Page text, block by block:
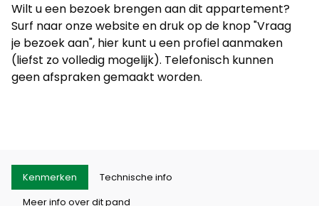
Wilt u een bezoek brengen aan dit appartement?
Surf naar onze website en druk op de knop "Vraag
je bezoek aan", hier kunt u een profiel aanmaken
(liefst zo volledig mogelijk). Telefonisch kunnen
geen afspraken gemaakt worden.
Kenmerken
Technische info
Meer info over dit pand